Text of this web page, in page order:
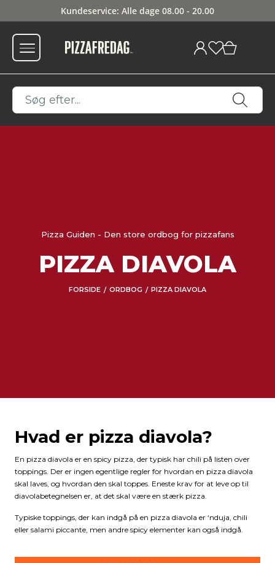
Kundeservice: Alle dage 08.00 - 20.00
Pizza Guiden - Den store ordbog for pizzafans
PIZZA DIAVOLA
FORSIDE / ORDBOG / PIZZA DIAVOLA
Hvad er pizza diavola?
En pizza diavola er en spicy pizza, der typisk har chili på listen over
toppings. Der er ingen egentlige regler for hvordan en pizza diavola
skal laves, og hvordan den skal toppes. Eneste krav for at leve op til
diavolabetegnelsen er, at det skal være en stærk pizza.
Typiske toppings, der kan indgå på en pizza diavola er ‘nduja, chili
eller salami piccante, men andre spicy elementer kan også indgå.